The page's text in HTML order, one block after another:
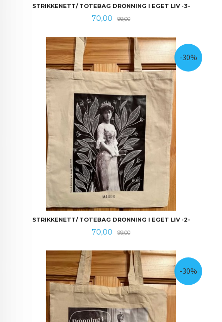
STRIKKENETT/ TOTEBAG DRONNING I EGET LIV -3-
Tilbud
70,00 99,00Rabatt
STRIKKENETT/ TOTEBAG DRONNING I EGET LIV -2-
Tilbud
70,00 99,00Rabatt
-30%
-30%